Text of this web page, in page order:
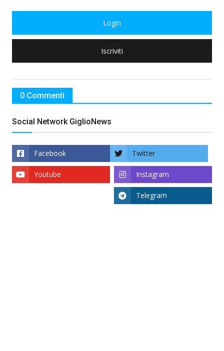
Login
Iscriviti
0 Commenti
Social Network GiglioNews
Facebook Twitter
Instagram
Youtube
Telegram